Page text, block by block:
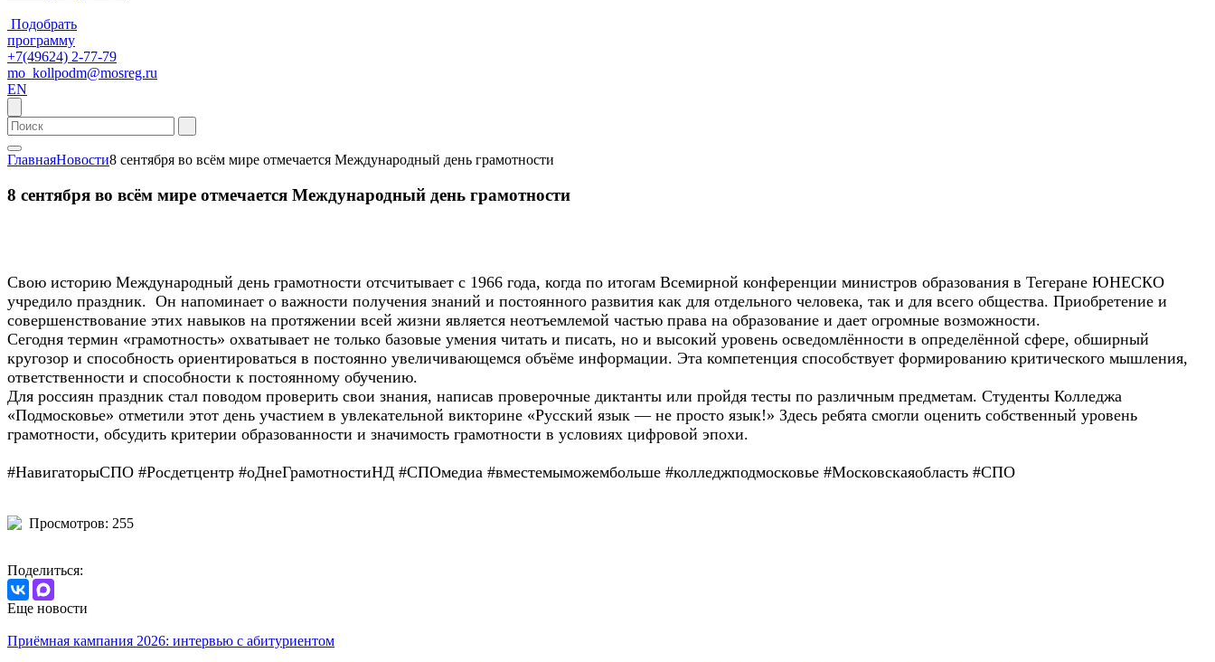
Подобрать
программу
+7(49624) 2-77-79
mo_kollpodm@mosreg.ru
EN
ГлавнаяНовости8 сентября во всём мире отмечается Международный день грамотности
8 сентября во всём мире отмечается Международный день грамотности
Свою историю Международный день грамотности отсчитывает с 1966 года, когда по итогам Всемирной конференции министров образования в Тегеране ЮНЕСКО
учредило праздник. Он напоминает о важности получения знаний и постоянного развития как для отдельного человека, так и для всего общества. Приобретение и
совершенствование этих навыков на протяжении всей жизни является неотъемлемой частью права на образование и дает огромные возможности.
Сегодня термин «грамотность» охватывает не только базовые умения читать и писать, но и высокий уровень осведомлённости в определённой сфере, обширный
кругозор и способность ориентироваться в постоянно увеличивающемся объёме информации. Эта компетенция способствует формированию критического мышления,
ответственности и способности к постоянному обучению.
Для россиян праздник стал поводом проверить свои знания, написав проверочные диктанты или пройдя тесты по различным предметам. Студенты Колледжа
«Подмосковье» отметили этот день участием в увлекательной викторине «Русский язык — не просто язык!» Здесь ребята смогли оценить собственный уровень
грамотности, обсудить критерии образованности и значимость грамотности в условиях цифровой эпохи.
#НавигаторыСПО #Росдетцентр #оДнеГрамотностиНД #СПОмедиа #вместемыможембольше #колледжподмосковье #Московскаяобласть #СПО
Просмотров: 255
Поделиться:
Еще новости
Приёмная кампания 2026: интервью с абитуриентом